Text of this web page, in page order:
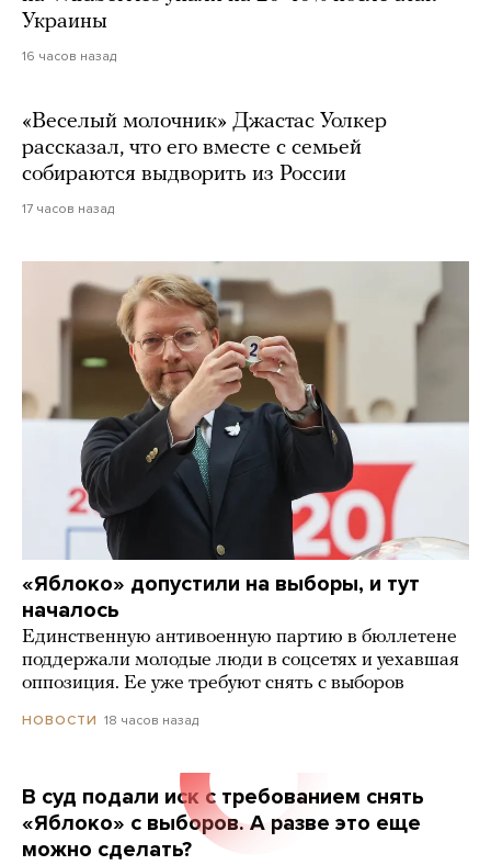
Украины
16 часов назад
«Веселый молочник» Джастас Уолкер
рассказал, что его вместе с семьей
собираются выдворить из России
17 часов назад
«Яблоко» допустили на выборы, и тут
началось
Единственную антивоенную партию в бюллетене
поддержали молодые люди в соцсетях и уехавшая
оппозиция. Ее уже требуют снять с выборов
НОВОСТИ 18 часов назад
В суд подали иск с требованием снять
«Яблоко» с выборов. А разве это еще
можно сделать?